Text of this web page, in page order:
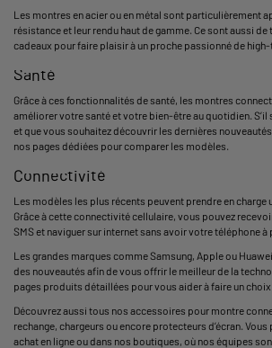
Les montres en acier ou en métal sont particulièrement
résistance et leur rendu haut de gamme. Ce sont aussi
cadeaux pour faire plaisir à un proche passionné de high-
Santé
Grâce à ces fonctionnalités de santé, les montres
améliorer votre santé et votre bien-être au quotidien. S’il
et que vous souhaitez découvrir les dernières
nos pages dédiées pour comparer les modèles.
Connectivité
Les modèles les plus récents peuvent prendre en charge
Grâce à cette connectivité cellulaire, vous pouvez
SMS et naviguer sur internet sans avoir votre téléphone à
Les grandes marques comme Samsung, Apple ou
des nouveautés afin de vous offrir le meilleur de la
pages produits détaillées pour vous aider à faire un choix
Découvrez aussi tous nos accessoires pour montre
rechange, chargeurs ou encore protecteurs d’écran.
achat en ligne ou dans nos boutiques, où nos équipes